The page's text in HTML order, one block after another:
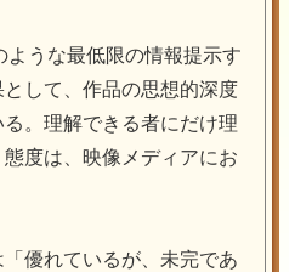
ような最低限の情報提示す
して、作品の思想的深度
。理解できる者にだけ理
度は、映像メディアにお
優れているが、未完であ